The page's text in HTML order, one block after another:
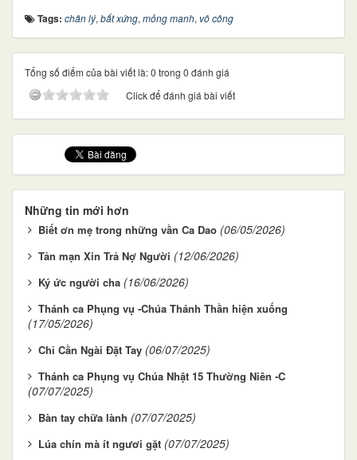
Tags: chân lý, bất xứng, mỏng manh, vô công
Tổng số điểm của bài viết là: 0 trong 0 đánh giá
Click để đánh giá bài viết
Những tin mới hơn
Biết ơn mẹ trong những vần Ca Dao (06/05/2026)
Tản mạn Xin Trả Nợ Người (12/06/2026)
Ký ức người cha (16/06/2026)
Thánh ca Phụng vụ -Chúa Thánh Thần hiện xuống
(17/05/2026)
Chỉ Cần Ngài Đặt Tay (06/07/2025)
Thánh ca Phụng vụ Chúa Nhật 15 Thường Niên -C
(07/07/2025)
Bàn tay chữa lành (07/07/2025)
Lúa chín mà ít ngươi gặt (07/07/2025)